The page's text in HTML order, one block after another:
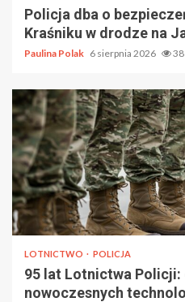
Policja dba o
Kraśniku w drodze na
Paulina Polak 6 sierpnia 2026 38
LOTNICTWO POLICJA
95 lat Lotnictwa
nowoczesnych